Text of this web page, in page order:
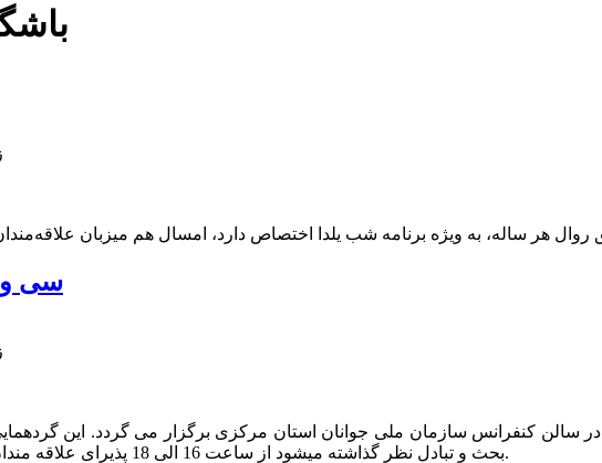
سی و
سی و هشتمین باشگاه نجوم اراک در روز سه شنبه 30 آبانماه 91 در سالن کنفرانس سازمان ملی جوانان استان مرکزی
بحث و تبادل نظر گذاشته میشود از ساعت 16 الی 18 پذیرای علاقه مندان به دنیای نجوم و ستاره شناسی می باشد.